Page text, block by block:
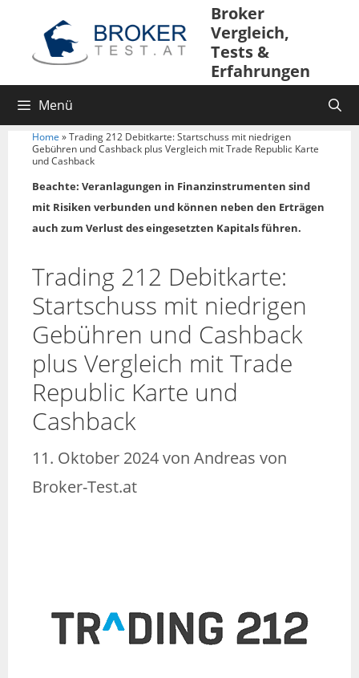
Broker
Vergleich,
Tests &
Erfahrungen
Menü
Home »Trading 212 Debitkarte: Startschuss mit niedrigen
Gebühren und Cashback plus Vergleich mit Trade Republic Karte
und Cashback
Beachte: Veranlagungen in Finanzinstrumenten sind
mit Risiken verbunden und können neben den Erträgen
auch zum Verlust des eingesetzten Kapitals führen.
Trading 212 Debitkarte:
Startschuss mit niedrigen
Gebühren und Cashback
plus Vergleich mit Trade
Republic Karte und
Cashback
11. Oktober 2024von Andreas von
Broker-Test.at